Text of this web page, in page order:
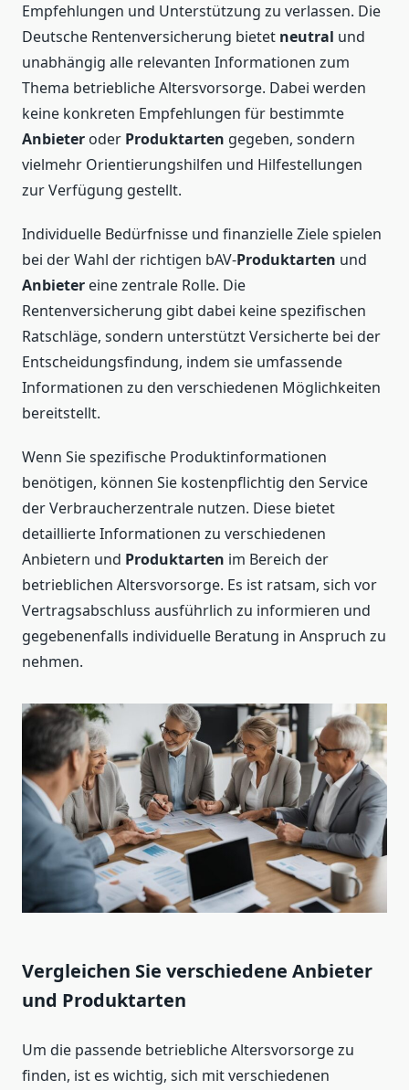
Empfehlungen und Unterstützung zu verlassen. Die
Deutsche Rentenversicherung bietet neutral und
unabhängig alle relevanten Informationen zum
Thema betriebliche Altersvorsorge. Dabei werden
keine konkreten Empfehlungen für bestimmte
Anbieter oder Produktarten gegeben, sondern
vielmehr Orientierungshilfen und Hilfestellungen
zur Verfügung gestellt.
Individuelle Bedürfnisse und finanzielle Ziele spielen
bei der Wahl der richtigen bAV-Produktarten und
Anbieter eine zentrale Rolle. Die
Rentenversicherung gibt dabei keine spezifischen
Ratschläge, sondern unterstützt Versicherte bei der
Entscheidungsfindung, indem sie umfassende
Informationen zu den verschiedenen Möglichkeiten
bereitstellt.
Wenn Sie spezifische Produktinformationen
benötigen, können Sie kostenpflichtig den Service
der Verbraucherzentrale nutzen. Diese bietet
detaillierte Informationen zu verschiedenen
Anbietern und Produktarten im Bereich der
betrieblichen Altersvorsorge. Es ist ratsam, sich vor
Vertragsabschluss ausführlich zu informieren und
gegebenenfalls individuelle Beratung in Anspruch zu
nehmen.
Vergleichen Sie verschiedene Anbieter
und Produktarten
Um die passende betriebliche Altersvorsorge zu
finden, ist es wichtig, sich mit verschiedenen